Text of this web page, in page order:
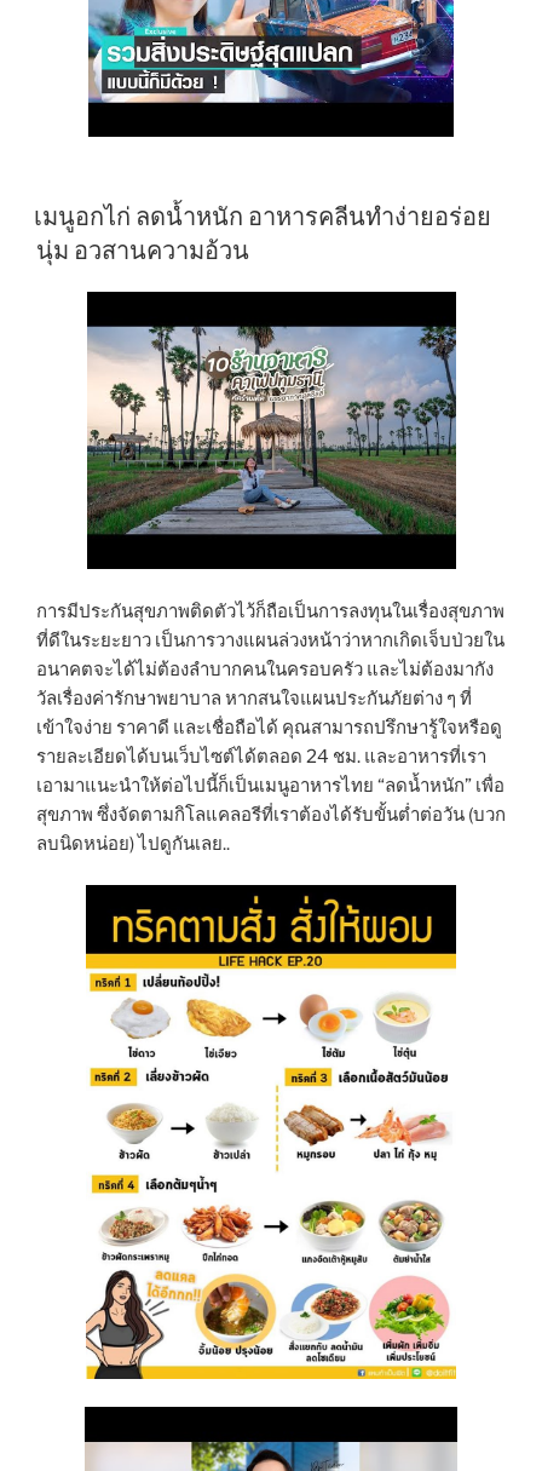
เมนูอกไก่ ลดน้ำหนัก อาหารคลีนทำง่ายอร่อย
นุ่ม อวสานความอ้วน
การมีประกันสุขภาพติดตัวไว้ก็ถือเป็นการลงทุนในเรื่องสุขภาพ
ที่ดีในระยะยาว เป็นการวางแผนล่วงหน้าว่าหากเกิดเจ็บป่วยใน
อนาคตจะได้ไม่ต้องลำบากคนในครอบครัว และไม่ต้องมากัง
วัลเรื่องค่ารักษาพยาบาล หากสนใจแผนประกันภัยต่าง ๆ ที่
เข้าใจง่าย ราคาดี และเชื่อถือได้ คุณสามารถปรึกษารู้ใจหรือดู
รายละเอียดได้บนเว็บไซต์ได้ตลอด 24 ชม. และอาหารที่เรา
เอามาแนะนำให้ต่อไปนี้ก็เป็นเมนูอาหารไทย “ลดน้ำหนัก” เพื่อ
สุขภาพ ซึ่งจัดตามกิโลแคลอรีที่เราต้องได้รับขั้นต่ำต่อวัน (บวก
ลบนิดหน่อย) ไปดูกันเลย..